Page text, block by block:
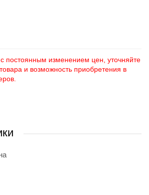
постоянным изменением цен, уточняйте
и возможность приобретения в